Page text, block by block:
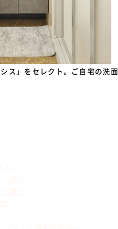
ス」をセレクト。ご自宅の洗